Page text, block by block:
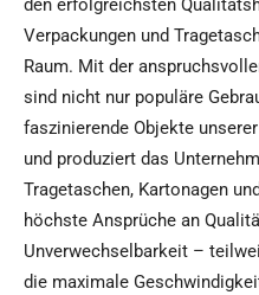
den erfolgreichsten
Verpackungen und
Raum. Mit der
sind nicht nur populäre
faszinierende Objekte
und produziert das
Tragetaschen, Kartonagen
höchste Ansprüche an
Unverwechselbarkeit –
die maximale